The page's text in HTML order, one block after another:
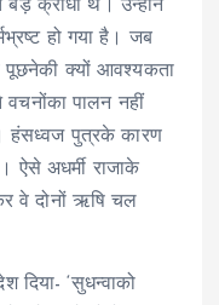
क्रोधी थे। उन्होंने
हो गया है। जब
पूछनेकी क्यों आवश्यकता
वचनोंका पालन नहीं
हंसध्वज पुत्रके कारण
ऐसे अधर्मी राजाके
वे दोनों ऋषि चल
दिया- ‘सुधन्वाको